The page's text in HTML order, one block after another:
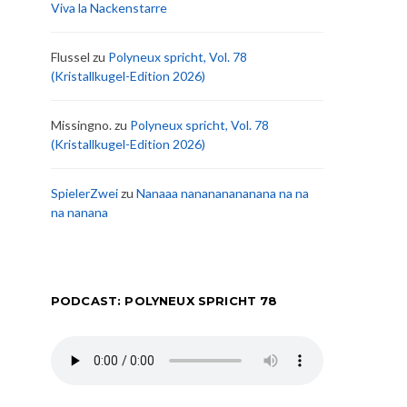
Viva la Nackenstarre
Flussel zu Polyneux spricht, Vol. 78
(Kristallkugel-Edition 2026)
Missingno.zu Polyneux spricht, Vol. 78
(Kristallkugel-Edition 2026)
SpielerZweizu Nanaaa nanananananana na na
na nanana
PODCAST: POLYNEUX SPRICHT 78